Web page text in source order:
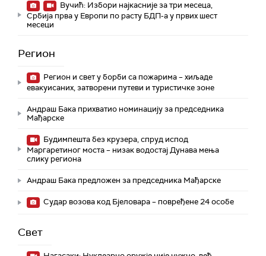
Вучић: Избори најкасније за три месеца,
Србија прва у Европи по расту БДП-а у првих шест
месеци
Регион
Регион и свет у борби са пожарима – хиљаде
евакуисаних, затворени путеви и туристичке зоне
Андраш Бака прихватио номинацију за председника
Мађарске
Будимпешта без крузера, спруд испод
Маргаретиног моста – низак водостај Дунава мења
слику региона
Андраш Бакa предложен за председника Мађарске
Судар возова код Бјеловара – повређене 24 особе
Свет